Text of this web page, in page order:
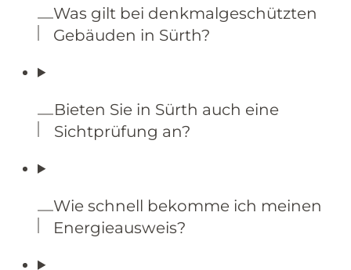
Was gilt bei denkmalgeschützten
Gebäuden in Sürth?
Bieten Sie in Sürth auch eine
Sichtprüfung an?
Wie schnell bekomme ich meinen
Energieausweis?